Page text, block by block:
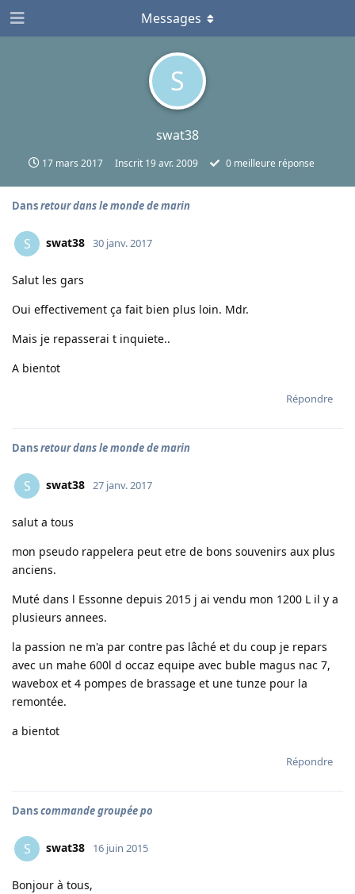
S
swat38
17 mars 2017 Inscrit 19 avr. 2009 0 meilleure réponse
Messages
Dansretour dans le monde de marin
S swat38 30 janv. 2017
Salut les gars
Oui effectivement ça fait bien plus loin. Mdr.
Mais je repasserai t inquiete..
A bientot
Répondre
Dansretour dans le monde de marin
S swat38 27 janv. 2017
salut a tous
mon pseudo rappelera peut etre de bons souvenirs aux plus
anciens.
Muté dans l Essonne depuis 2015 j ai vendu mon 1200 L il y a
plusieurs annees.
la passion ne m'a par contre pas lâché et du coup je repars
avec un mahe 600l d occaz equipe avec buble magus nac 7,
wavebox et 4 pompes de brassage et une tunze pour la
remontée.
a bientot
Répondre
Danscommande groupée po
S swat38 16 juin 2015
Bonjour à tous,